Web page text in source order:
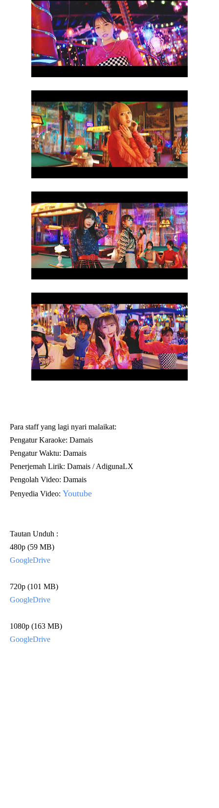
Para staff yang lagi nyari malaikat:
Pengatur Karaoke: Damais
Pengatur Waktu: Damais
Penerjemah Lirik: Damais / AdigunaLX
Pengolah Video: Damais
Penyedia Video: Youtube
Tautan Unduh :
480p (59 MB)
GoogleDrive
720p (101 MB)
GoogleDrive
1080p (163 MB)
GoogleDrive